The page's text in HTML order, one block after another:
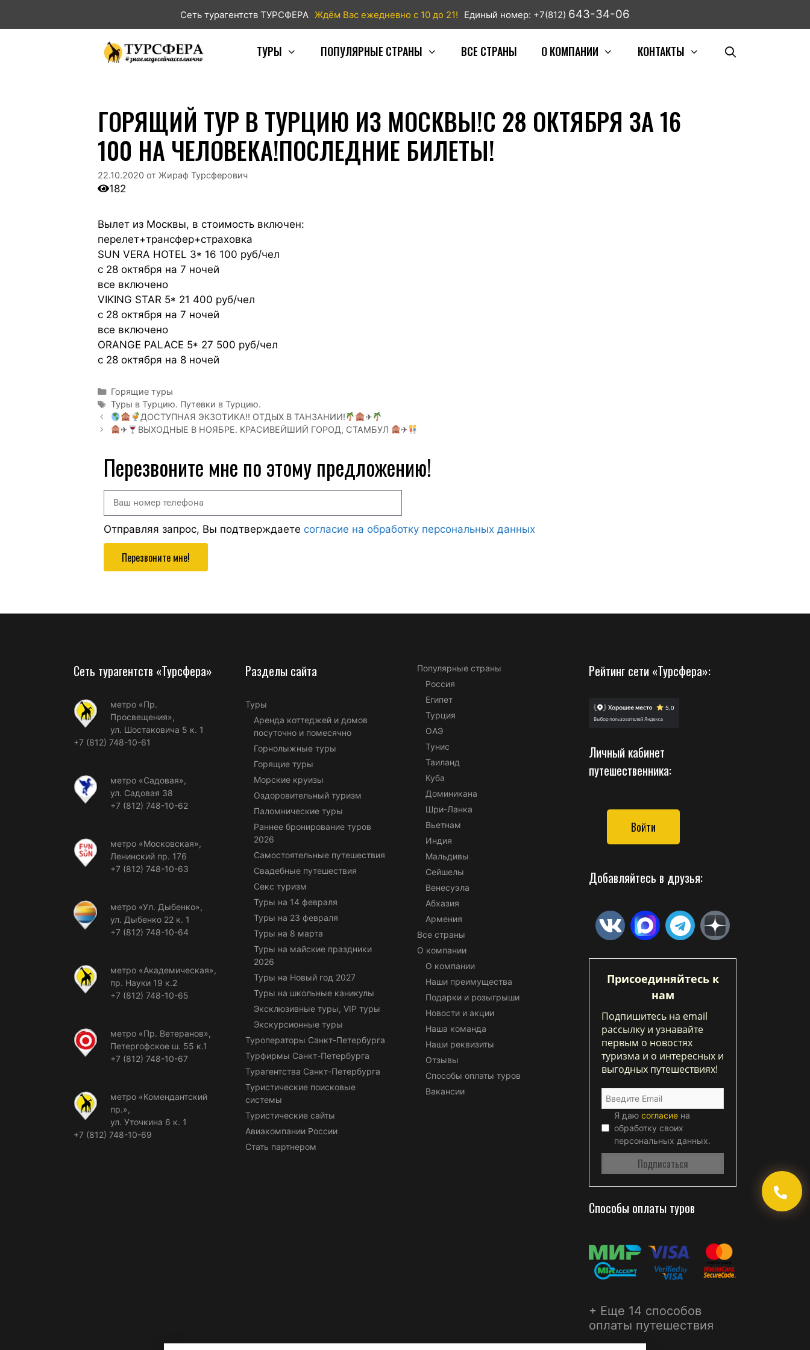
Сеть турагентств ТУРСФЕРА Ждём Вас ежедневно с 10 до 21! Единый номер: +7(812) 643-34-06
ТУРЫ ПОПУЛЯРНЫЕ СТРАНЫ ВСЕ СТРАНЫ О КОМПАНИИ КОНТАКТЫ
ГОРЯЩИЙ ТУР В ТУРЦИЮ ИЗ МОСКВЫ!С 28 ОКТЯБРЯ ЗА 16
100 НА ЧЕЛОВЕКА!ПОСЛЕДНИЕ БИЛЕТЫ!
22.10.2020 от Жираф Турсферович
182
Вылет из Москвы, в стоимость включен:
перелет+трансфер+страховка
SUN VERA HOTEL 3* 16 100 руб/чел
с 28 октября на 7 ночей
все включено
VIKING STAR 5* 21 400 руб/чел
с 28 октября на 7 ночей
все включено
ORANGE PALACE 5* 27 500 руб/чел
с 28 октября на 8 ночей
Горящие туры
Туры в Турцию. Путевки в Турцию.
ДОСТУПНАЯ ЭКЗОТИКА!! ОТДЫХ В ТАНЗАНИИ!
✈
✈
ВЫХОДНЫЕ В НОЯБРЕ. КРАСИВЕЙШИЙ ГОРОД, СТАМБУЛ ✈
Перезвоните мне по этому предложению!
Отправляя запрос, Вы подтверждаете согласие на обработку персональных данных
Перезвоните мне!
Сеть турагентств «Турсфера»
метро «Пр.
Просвещения»,
ул. Шостаковича 5 к. 1
+7 (812) 748-10-61
метро «Садовая»,
ул. Садовая 38
+7 (812) 748-10-62
метро «Московская»,
Ленинский пр. 176
+7 (812) 748-10-63
метро «Ул. Дыбенко»,
ул. Дыбенко 22 к. 1
+7 (812) 748-10-64
метро «Академическая»,
пр. Науки 19 к.2
+7 (812) 748-10-65
метро «Пр. Ветеранов»,
Петергофское ш. 55 к.1
+7 (812) 748-10-67
метро «Комендантский
пр.»,
ул. Уточкина 6 к. 1
+7 (812) 748-10-69
Разделы сайта
Туры
Аренда коттеджей и домов
посуточно и помесячно
Горнолыжные туры
Горящие туры
Морские круизы
Оздоровительный туризм
Паломнические туры
Раннее бронирование туров
2026
Самостоятельные путешествия
Свадебные путешествия
Секс туризм
Туры на 14 февраля
Туры на 23 февраля
Туры на 8 марта
Туры на майские праздники
2026
Туры на Новый год 2027
Туры на школьные каникулы
Эксклюзивные туры, VIP туры
Экскурсионные туры
Туроператоры Санкт-Петербурга
Турфирмы Санкт-Петербурга
Турагентства Санкт-Петербурга
Туристические поисковые
системы
Туристические сайты
Авиакомпании России
Стать партнером
Популярные страны
Россия
Египет
Турция
ОАЭ
Тунис
Таиланд
Куба
Доминикана
Шри-Ланка
Вьетнам
Индия
Мальдивы
Сейшелы
Венесуэла
Абхазия
Армения
Все страны
О компании
О компании
Наши преимущества
Подарки и розыгрыши
Новости и акции
Наша команда
Наши реквизиты
Отзывы
Способы оплаты туров
Вакансии
Рейтинг сети «Турсфера»:
Личный кабинет
путешественника:
Войти
Добавляйтесь в друзья:
Присоединяйтесь к
нам
Подпишитесь на email
рассылку и узнавайте
первым о новостях
туризма и о интересных и
выгодных путешествиях!
Я даю согласие на
обработку своих
персональных данных.
Способы оплаты туров
+ Еще 14 способов
оплаты путешествия